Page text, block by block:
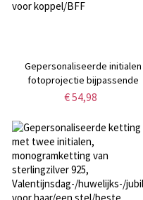
Gepersonaliseerde initialen
fotoprojectie bijpassende
hartarmbanden, magnetische
van 2,
Valentijnsdag/jubileumcadeau
voor koppel/BFF
€ 54,98